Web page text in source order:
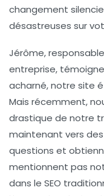
changement
désastreuses sur
Jérôme,
entreprise,
acharné, notre site
Mais récemment,
drastique de notre
maintenant vers
questions et
mentionnent pas
dans le SEO